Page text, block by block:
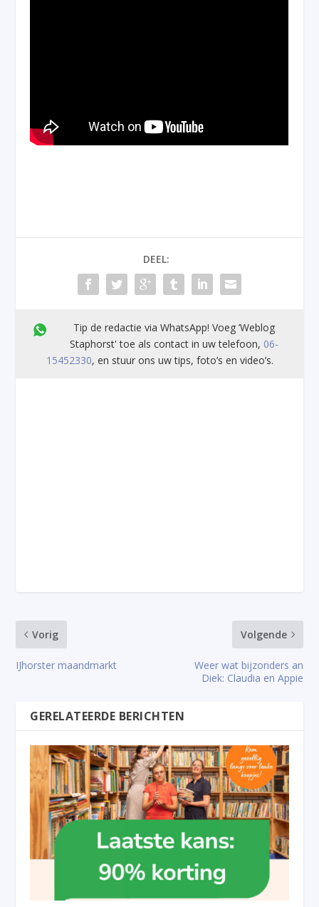
DEEL:
Tip de redactie via WhatsApp! Voeg ’Weblog
Staphorst' toe als contact in uw telefoon, 06-
15452330, en stuur ons uw tips, foto’s en video’s.
Vorig
IJhorster maandmarkt
Volgende
Weer wat bijzonders an
Diek: Claudia en Appie
GERELATEERDE BERICHTEN